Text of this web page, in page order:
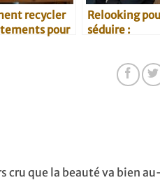
recycler
pour
Relooking
séduire :
cru que la beauté va bien